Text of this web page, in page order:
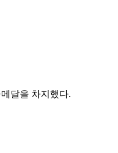
달을 차지했다.